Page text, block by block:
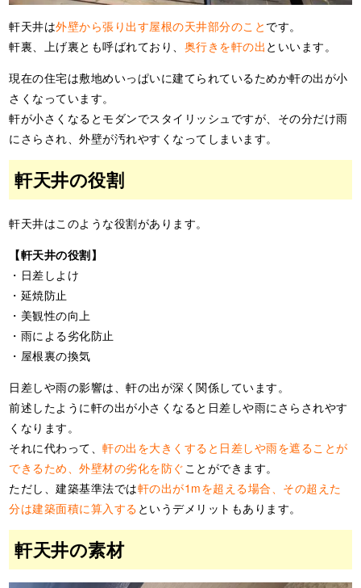
軒天井は外壁から張り出す屋根の天井部分のこと です。
軒裏、上げ裏とも呼ばれており、 奥行きを軒の出 といいます。
現在の住宅は敷地めいっぱいに建てられているためか軒の出が小
さくなっています。
軒が小さくなるとモダンでスタイリッシュですが、その分だけ雨
にさらされ、外壁が汚れやすくなってしまいます。
軒天井の役割
軒天井はこのような役割があります。
【軒天井の役割】
・日差しよけ
・延焼防止
・美観性の向上
・雨による劣化防止
・屋根裏の換気
日差しや雨の影響は、軒の出が深く関係しています。
前述したように軒の出が小さくなると日差しや雨にさらされやす
くなります。
それに代わって、軒の出を大きくすると日差しや雨を遮ることが
できるため、外壁材の劣化を防ぐ ことができます。
ただし、建築基準法では軒の出が1mを超える場合、その超えた
分は建築面積に算入する というデメリットもあります。
軒天井の素材